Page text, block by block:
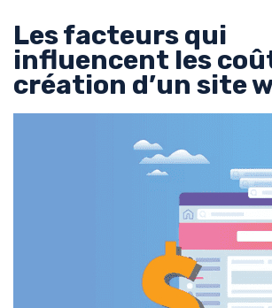
Les facteurs qui
influencent les
création d’un site